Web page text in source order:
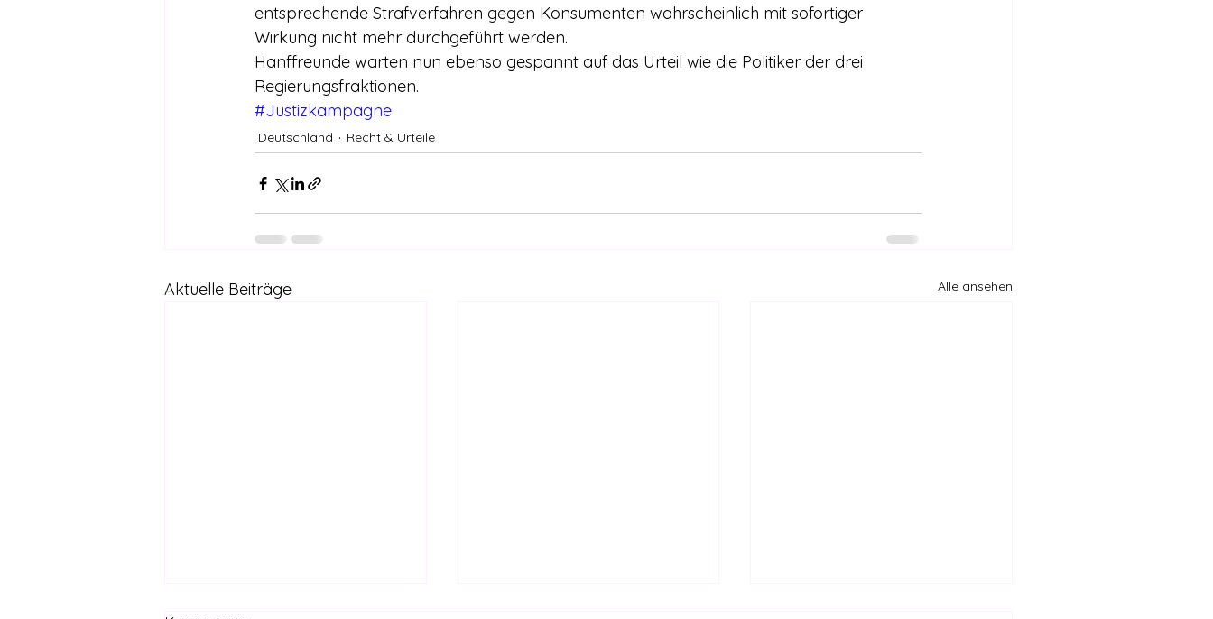
entsprechende Strafverfahren gegen Konsumenten wahrscheinlich mit sofortiger
Wirkung nicht mehr durchgeführt werden.
Hanffreunde warten nun ebenso gespannt auf das Urteil wie die Politiker der drei
Regierungsfraktionen.
#Justizkampagne
Deutschland Recht & Urteile
Aktuelle Beiträge Alle ansehen